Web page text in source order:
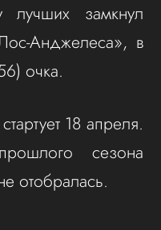
лучших замкнул
в
очка.
18 апреля.
сезона
отобралась.